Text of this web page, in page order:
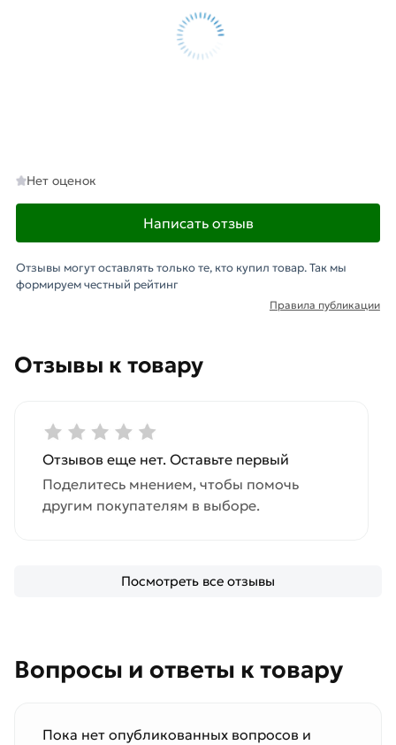
Отзывы к товару
Отзывов еще нет. Оставьте первый
Поделитесь мнением, чтобы помочь
другим покупателям в выборе.
Посмотреть все отзывы
Нет оценок
Написать отзыв
Отзывы могут оставлять только те, кто купил товар. Так мы
формируем честный рейтинг
Правила публикации
Вопросы и ответы к товару
Пока нет опубликованных вопросов и